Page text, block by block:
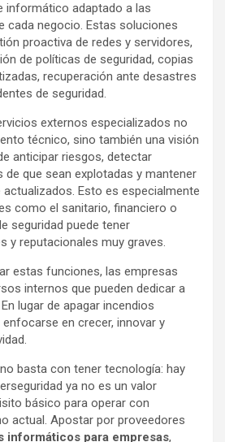
informático adaptado a las
cada negocio. Estas soluciones
proactiva de redes y servidores,
de políticas de seguridad, copias
recuperación ante desastres
de seguridad.
externos especializados no
técnico, sino también una visión
anticipar riesgos, detectar
de que sean explotadas y mantener
Esto es especialmente
como el sanitario, financiero o
seguridad puede tener
y reputacionales muy graves.
estas funciones, las empresas
internos que pueden dedicar a
lugar de apagar incendios
en crecer, innovar y
basta con tener tecnología: hay
ya no es un valor
básico para operar con
actual. Apostar por proveedores
informáticos para empresas,